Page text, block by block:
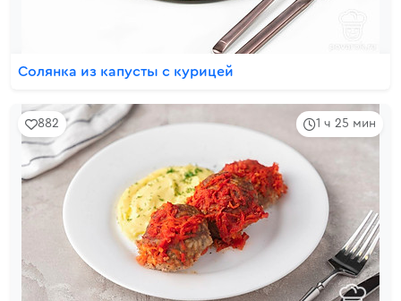
Солянка из капусты с курицей
1 ч 25 мин
882